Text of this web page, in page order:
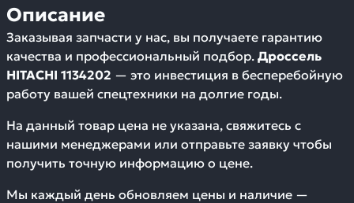
Описание
Заказывая запчасти у нас, вы получаете гарантию
качества и профессиональный подбор. Дроссель
HITACHI 1134202 — это инвестиция в бесперебойную
работу вашей спецтехники на долгие годы.
На данный товар цена не указана, свяжитесь с
нашими менеджерами или отправьте заявку чтобы
получить точную информацию о цене.
Мы каждый день обновляем цены и наличие —